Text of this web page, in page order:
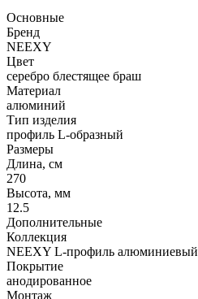
Основные
Бренд
NEEXY
Цвет
серебро блестящее браш
Материал
алюминий
Тип изделия
профиль L-образный
Размеры
Длина, см
270
Высота, мм
12.5
Дополнительные
Коллекция
NEEXY L-профиль алюминиевый
Покрытие
анодированное
Монтаж